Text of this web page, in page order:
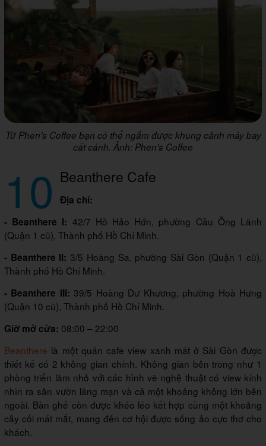
Từ Phen’s Coffee bạn có thể ngắm được khung cảnh máy bay
cất cánh. Ảnh: Phen's Coffee
10 Beanthere Cafe
Địa chỉ:
- Beanthere I: 42/7 Hồ Hảo Hớn, phường Cầu Ông Lãnh
(Quận 1 cũ), Thành phố Hồ Chí Minh.
- Beanthere II: 3/5 Hoàng Sa, phường Sài Gòn (Quận 1 cũ),
Thành phố Hồ Chí Minh.
- Beanthere III: 39/5 Hoàng Dư Khương, phường Hoà Hưng
(Quận 10 cũ), Thành phố Hồ Chí Minh.
Giờ mở cửa: 08:00 – 22:00
Beanthere là một quán cafe view xanh mát ở Sài Gòn được
thiết kế có 2 không gian chính. Không gian bên trong như 1
phòng triển lãm nhỏ với các hình vẽ nghệ thuật có view kính
nhìn ra sân vườn lãng mạn và cả một khoảng không lớn bên
ngoài. Bàn ghế còn được khéo léo kết hợp cùng một khoảng
cây cối mát mắt, mang đến cơ hội được sống ảo cực thơ cho
khách.